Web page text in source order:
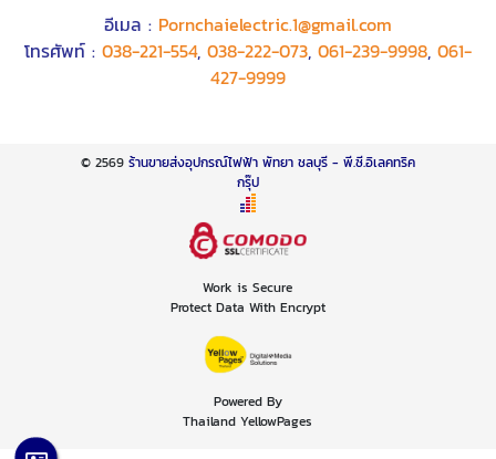
อีเมล : Pornchaielectric.1@gmail.com
โทรศัพท์ : 038-221-554, 038-222-073, 061-239-9998, 061-
427-9999
© 2569 ร้านขายส่งอุปกรณ์ไฟฟ้า พัทยา ชลบุรี - พี.ซี.อิเลคทริค
กรุ๊ป
Work is Secure
Protect Data With Encrypt
Powered By
Thailand YellowPages